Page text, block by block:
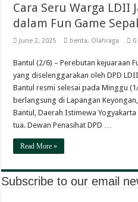
Cara Seru Warga LDII
dalam Fun Game
June 2, 2025 berita, Olahraga 0
Bantul (2/6) – Perebutan kejuaraan
yang diselenggarakan oleh DPD
Bantul resmi selesai pada Minggu
berlangsung di Lapangan
Bantul, Daerah Istimewa
tua. Dewan Penasihat DPD …
Read More »
Subscribe to our email